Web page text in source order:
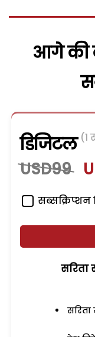
आगे की
डिजिटल (1
USD99
सरिता